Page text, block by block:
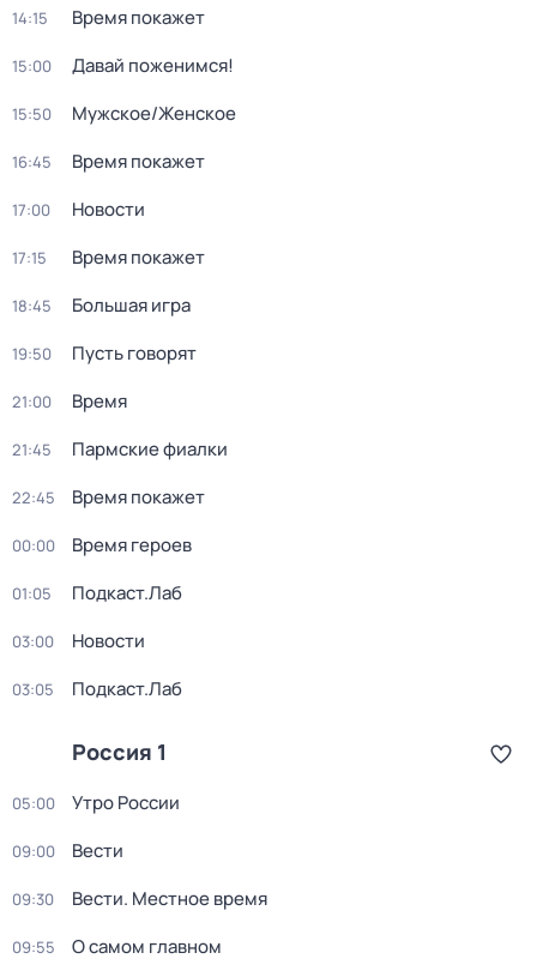
14:15 Время покажет
15:00 Давай поженимся!
15:50 Мужское/Женское
16:45 Время покажет
17:00 Новости
17:15 Время покажет
18:45 Большая игра
19:50 Пусть говорят
21:00 Время
21:45 Пармские фиалки
22:45 Время покажет
00:00 Время героев
01:05 Подкаст.Лаб
03:00 Новости
03:05 Подкаст.Лаб
Россия 1
05:00 Утро России
09:00 Вести
09:30 Вести. Местное время
09:55 О самом главном